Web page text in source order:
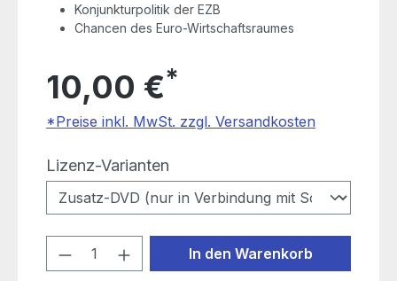
Konjunkturpolitik der EZB
Chancen des Euro-Wirtschaftsraumes
10,00 €*
*Preise inkl. MwSt. zzgl. Versandkosten
Lizenz-Varianten
Produkt Anzahl: Gib den
In den Warenkorb